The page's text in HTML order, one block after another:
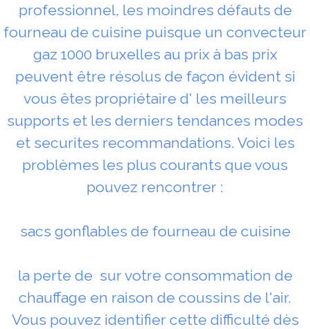
professionnel, les moindres défauts de
fourneau de cuisine puisque un convecteur
gaz 1000 bruxelles au prix à bas prix
peuvent être résolus de façon évident si
vous êtes propriétaire d' les meilleurs
supports et les derniers tendances modes
et securites recommandations. Voici les
problèmes les plus courants que vous
pouvez rencontrer :
sacs gonflables de fourneau de cuisine
la perte de sur votre consommation de
chauffage en raison de coussins de l'air.
Vous pouvez identifier cette difficulté dès